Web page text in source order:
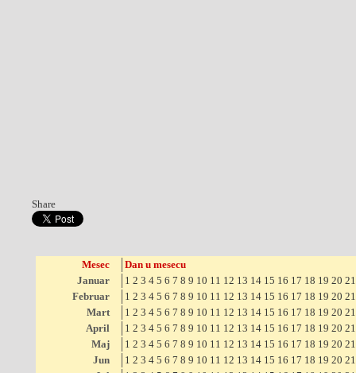
Share
Mesec
Dan u mesecu
Januar
1 2 3 4 5 6 7 8 9 10 11 12 13 14 15 16 17 18 19 20 21
Februar
1 2 3 4 5 6 7 8 9 10 11 12 13 14 15 16 17 18 19 20 21
Mart
1 2 3 4 5 6 7 8 9 10 11 12 13 14 15 16 17 18 19 20 21
April
1 2 3 4 5 6 7 8 9 10 11 12 13 14 15 16 17 18 19 20 21
Maj
1 2 3 4 5 6 7 8 9 10 11 12 13 14 15 16 17 18 19 20 21
Jun
1 2 3 4 5 6 7 8 9 10 11 12 13 14 15 16 17 18 19 20 21